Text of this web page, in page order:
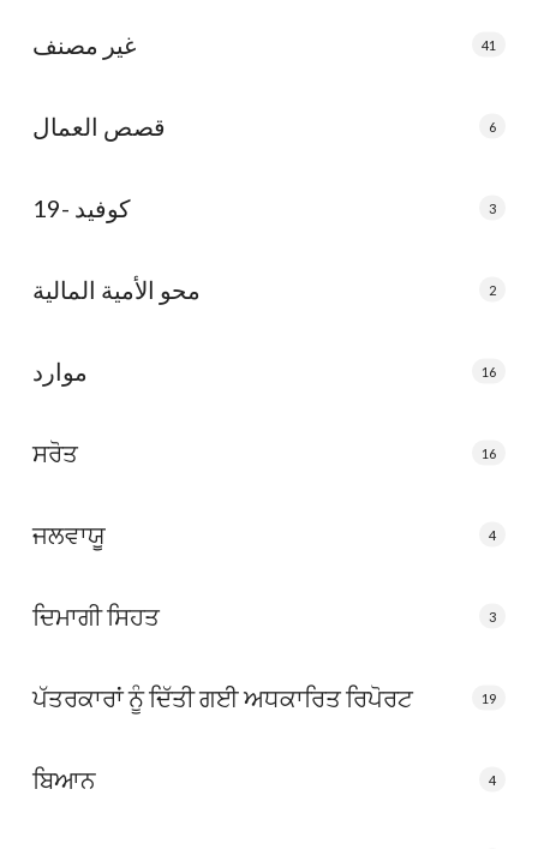
غير مصنف 41
قصص العمال 6
كوفيد -19 3
محو الأمية المالية 2
موارد 16
ਸਰੋਤ 16
ਜਲਵਾਯੂ 4
ਦਿਮਾਗੀ ਸਿਹਤ 3
ਪੱਤਰਕਾਰਾਂ ਨੂੰ ਦਿੱਤੀ ਗਈ ਅਧਕਾਰਿਤ ਰਿਪੋਰਟ 19
ਬਿਆਨ 4